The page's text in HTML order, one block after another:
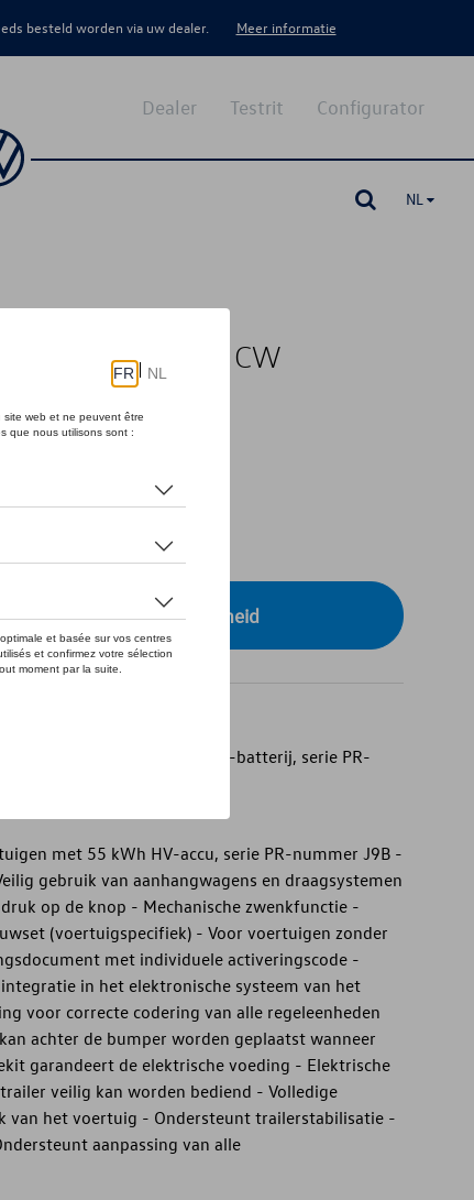
besteld worden via uw dealer. Meer informatie
Configurator
Testrit
Dealer
NL
(PR-1D0), vanaf CW
dealer voor beschikbaarheid
met een 55 kWh HV-batterij, serie PR-
met 55 kWh HV-accu, serie PR-nummer J9B -
gebruik van aanhangwagens en draagsystemen
op de knop - Mechanische zwenkfunctie -
(voertuigspecifiek) - Voor voertuigen zonder
met individuele activeringscode -
in het elektronische systeem van het
voor correcte codering van alle regeleenheden
achter de bumper worden geplaatst wanneer
garandeert de elektrische voeding - Elektrische
veilig kan worden bediend - Volledige
van het voertuig - Ondersteunt trailerstabilisatie -
aanpassing van alle